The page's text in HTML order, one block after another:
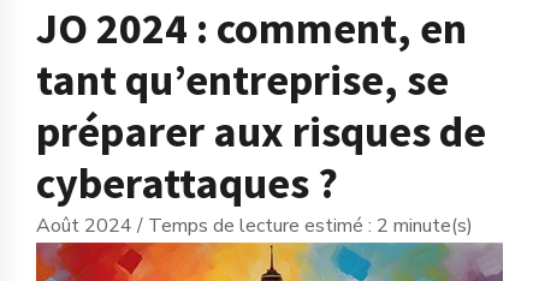
JO 2024 : comment, en
tant qu’entreprise, se
préparer aux risques de
cyberattaques ?
Août 2024 / Temps de lecture estimé : 2 minute(s)